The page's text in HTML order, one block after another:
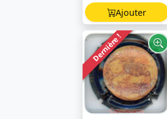
Ajouter
Dernière !